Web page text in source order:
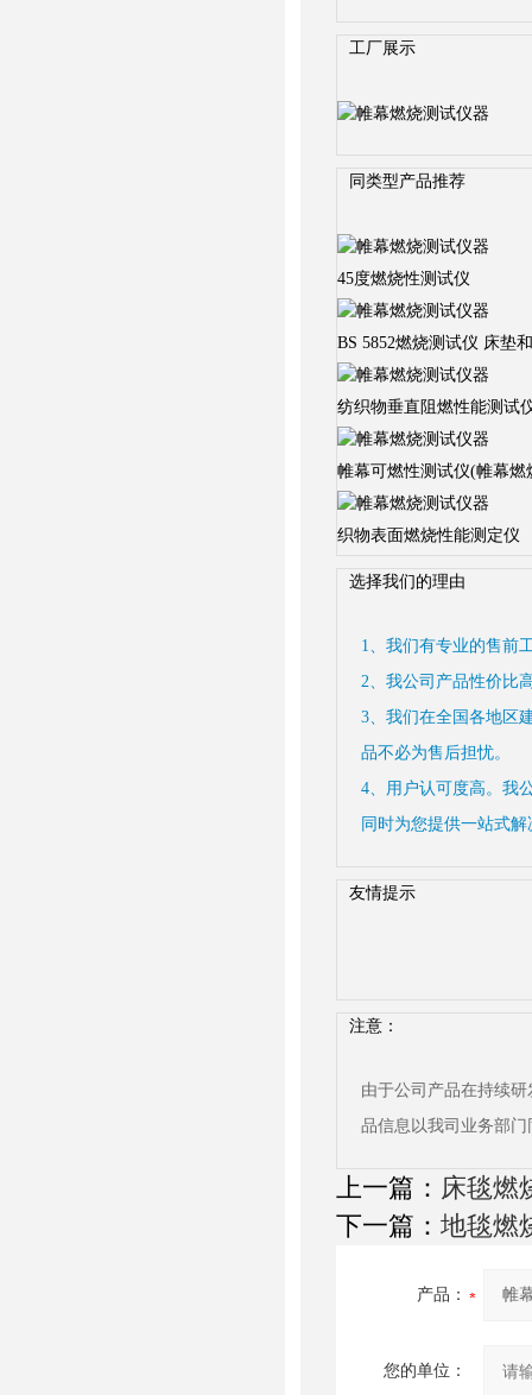
工厂展示
同类型产品推荐
45度燃烧性测试仪
BS 5852燃烧测试仪 床垫
纺织物垂直阻燃性能测试
帷幕可燃性测试仪(帷幕燃
织物表面燃烧性能测定仪
选择我们的理由
1、我们有专业的售前
2、我公司产品性价比
3、我们在全国各地区
品不必为售后担忧。
4、用户认可度高。我
同时为您提供一站式
友情提示
注意：
由于公司产品在持续
品信息以我司业务部
上一篇： 床毯燃
下一篇： 地毯燃
产品：
您的单位：